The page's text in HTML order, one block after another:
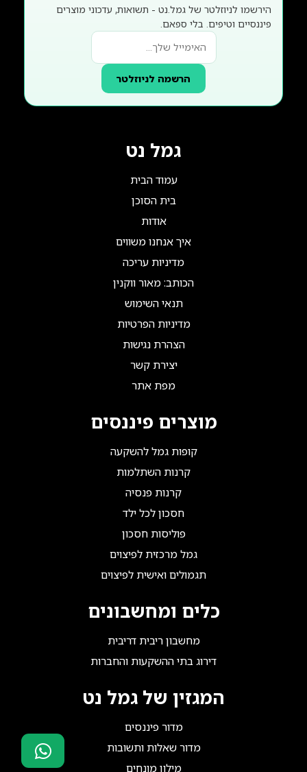
הירשמו לניוזלטר של גמל.נט - תשואות, עדכוני מוצרים
פיננסיים וטיפים. בלי ספאם.
הרשמה לניוזלטר
גמל נט
עמוד הבית
בית הסוכן
אודות
איך אנחנו משווים
מדיניות עריכה
הכותב: מאור ווקנין
תנאי השימוש
מדיניות הפרטיות
הצהרת נגישות
יצירת קשר
מפת אתר
מוצרים פיננסים
קופות גמל להשקעה
קרנות השתלמות
קרנות פנסיה
חסכון לכל ילד
פוליסות חסכון
גמל מרכזית לפיצוים
תגמולים ואישית לפיצוים
כלים ומחשבונים
מחשבון ריבית דריבית
דירוג בתי ההשקעות והחברות
המגזין של גמל נט
מדור פיננסים
מדור שאלות ותשובות
מילון מונחים